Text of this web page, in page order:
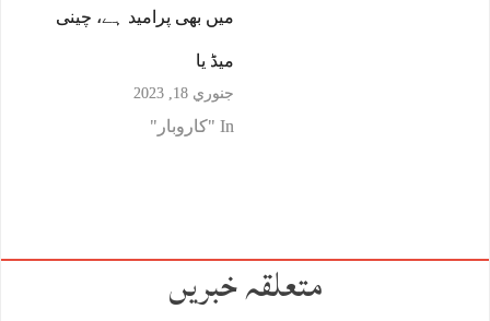
میں بھی پرامید ہے، چینی
میڈ یا
جنوري 18, 2023
In "کاروبار"
متعلقہ خبریں